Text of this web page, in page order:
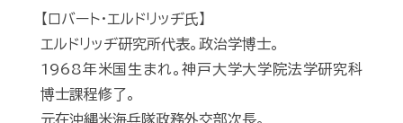
【ロバート・エルドリッヂ氏】
エルドリッヂ研究所代表。政治学博士。
1968年米国生まれ。神戸大学大学院法学研究科
博士課程修了。
元在沖縄米海兵隊政務外交部次長。